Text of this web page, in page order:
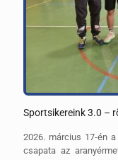
Sportsikereink 3.0 –
2026. március 17-én
csapata az